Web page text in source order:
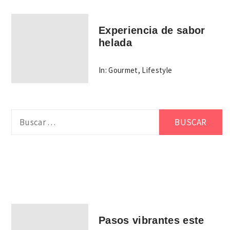
Experiencia de sabor
helada
In: Gourmet, Lifestyle
Pasos vibrantes este